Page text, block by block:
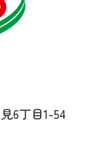
6丁目1-54